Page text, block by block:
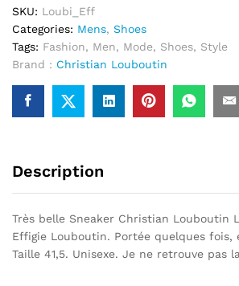
Louboutin
Louis
Orlato
Style
Effigie
Louboutin.
SKU: Loubi_Eff
Categories: Mens, Shoes
Tags: Fashion, Men, Mode, Shoes, Style
Brand : Christian Louboutin
Description
Très belle Sneaker Christian Louboutin
Effigie Louboutin. Portée quelques fois,
Taille 41,5. Unisexe. Je ne retrouve pas